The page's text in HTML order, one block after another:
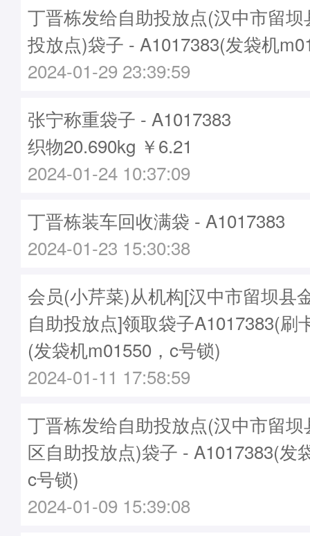
丁晋栋发给自助投放点(汉中市留
投放点)袋子 - A1017383(发袋机
2024-01-29 23:39:59
张宁称重袋子 - A1017383
织物20.690kg ￥6.21
2024-01-24 10:37:09
丁晋栋装车回收满袋 - A1017383
2024-01-23 15:30:38
会员(小芹菜)从机构[汉中市留坝县
自助投放点]领取袋子A1017383(刷
(发袋机m01550，c号锁)
2024-01-11 17:58:59
丁晋栋发给自助投放点(汉中市留
区自助投放点)袋子 - A1017383(发
c号锁)
2024-01-09 15:39:08